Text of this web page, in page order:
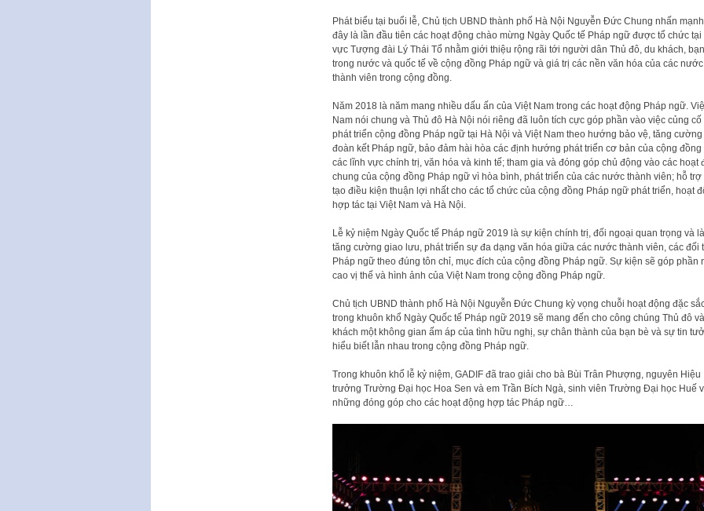
Phát biểu tại buổi lễ, Chủ tịch UBND thành phố Hà Nội Nguyễn Đức Chung nhấn
đây là lần đầu tiên các hoạt động chào mừng Ngày Quốc tế Pháp ngữ được tổ chức tại
vực Tượng đài Lý Thái Tổ nhằm giới thiệu rộng rãi tới người dân Thủ đô, du khách,
trong nước và quốc tế về cộng đồng Pháp ngữ và giá trị các nền văn hóa của các nước
thành viên trong cộng đồng.
Năm 2018 là năm mang nhiều dấu ấn của Việt Nam trong các hoạt động Pháp ngữ.
Nam nói chung và Thủ đô Hà Nội nói riêng đã luôn tích cực góp phần vào việc củng cố
phát triển cộng đồng Pháp ngữ tại Hà Nội và Việt Nam theo hướng bảo vệ, tăng cường
đoàn kết Pháp ngữ, bảo đảm hài hòa các định hướng phát triển cơ bản của cộng đồng
các lĩnh vực chính trị, văn hóa và kinh tế; tham gia và đóng góp chủ động vào các hoạt
chung của cộng đồng Pháp ngữ vì hòa bình, phát triển của các nước thành viên; hỗ trợ
tạo điều kiện thuận lợi nhất cho các tổ chức của cộng đồng Pháp ngữ phát triển, hoạt
hợp tác tại Việt Nam và Hà Nội.
Lễ kỷ niệm Ngày Quốc tế Pháp ngữ 2019 là sự kiện chính trị, đối ngoại quan trọng và
tăng cường giao lưu, phát triển sự đa dạng văn hóa giữa các nước thành viên, các đối
Pháp ngữ theo đúng tôn chỉ, mục đích của cộng đồng Pháp ngữ. Sự kiện sẽ góp phần
cao vị thế và hình ảnh của Việt Nam trong cộng đồng Pháp ngữ.
Chủ tịch UBND thành phố Hà Nội Nguyễn Đức Chung kỳ vọng chuỗi hoạt động đặc
trong khuôn khổ Ngày Quốc tế Pháp ngữ 2019 sẽ mang đến cho công chúng Thủ đô
khách một không gian ấm áp của tình hữu nghị, sự chân thành của bạn bè và sự tin
hiểu biết lẫn nhau trong cộng đồng Pháp ngữ.
Trong khuôn khổ lễ kỷ niệm, GADIF đã trao giải cho bà Bùi Trân Phượng, nguyên Hiệu
trưởng Trường Đại học Hoa Sen và em Trần Bích Ngà, sinh viên Trường Đại học Huế
những đóng góp cho các hoạt động hợp tác Pháp ngữ…